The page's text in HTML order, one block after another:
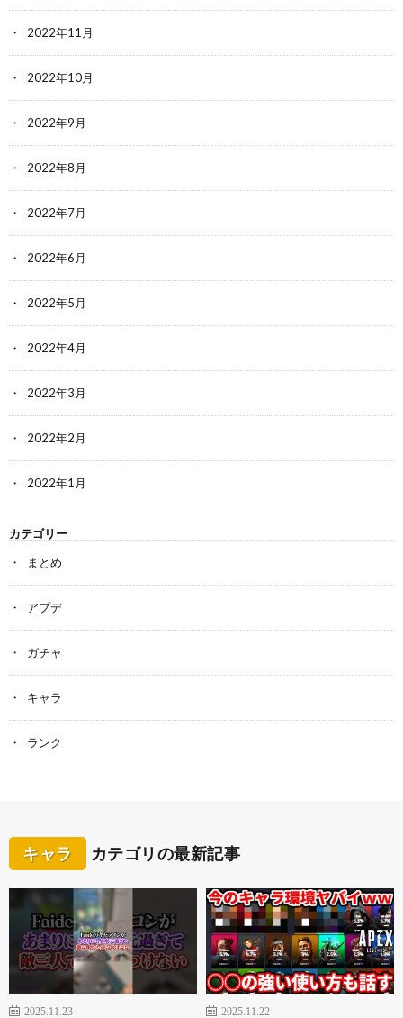
2022年11月
2022年10月
2022年9月
2022年8月
2022年7月
2022年6月
2022年5月
2022年4月
2022年3月
2022年2月
2022年1月
カテゴリー
まとめ
アプデ
ガチャ
キャラ
ランク
キャラ カテゴリの最新記事
2025.11.23 2025.11.22